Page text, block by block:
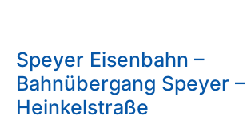
Speyer Eisenbahn –
Bahnübergang Speyer –
Heinkelstraße